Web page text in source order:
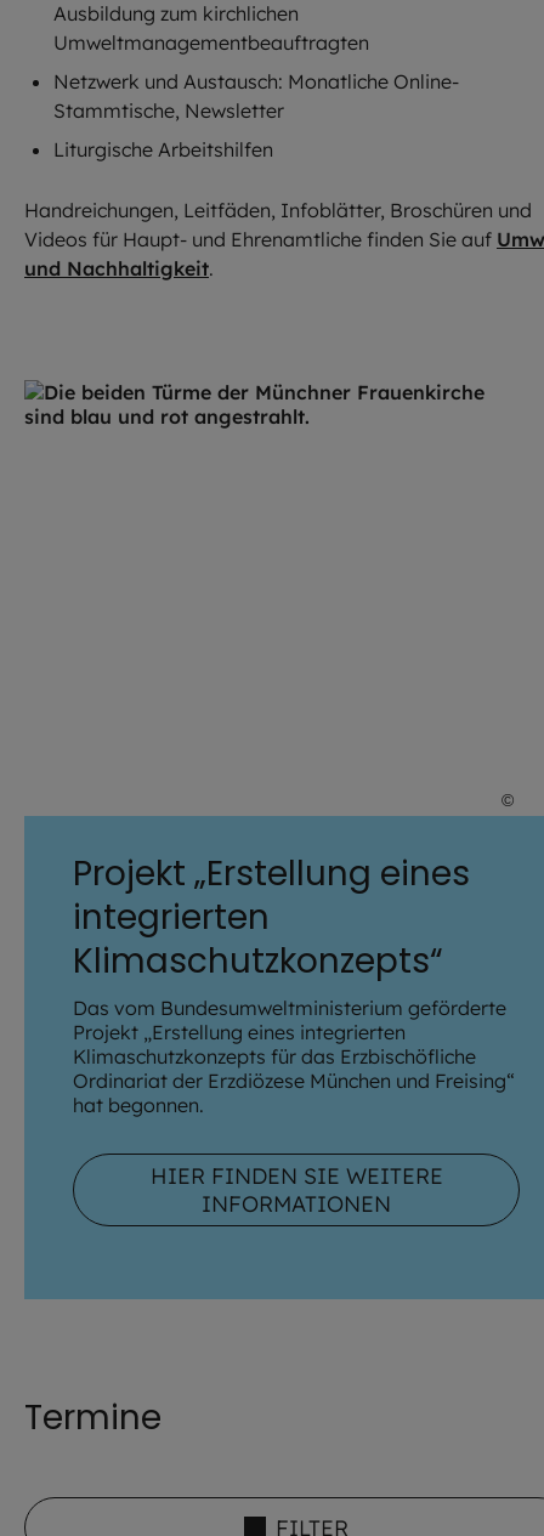
Ausbildung zum kirchlichen
Umweltmanagementbeauftragten
Netzwerk und Austausch: Monatliche Online-
Stammtische, Newsletter
Liturgische Arbeitshilfen
Handreichungen, Leitfäden, Infoblätter, Broschüren und
Videos für Haupt- und Ehrenamtliche finden Sie auf
und Nachhaltigkeit.
©
Projekt „Erstellung eines
integrierten
Klimaschutzkonzepts“
Das vom Bundesumweltministerium geförderte
Projekt „Erstellung eines integrierten
Klimaschutzkonzepts für das Erzbischöfliche
Ordinariat der Erzdiözese München und Freising“
hat begonnen.
HIER FINDEN SIE WEITERE
INFORMATIONEN
Termine
FILTER